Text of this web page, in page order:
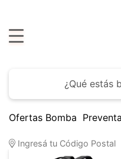
Ofertas Bomba Preventa
Ingresá tu Código Postal
10